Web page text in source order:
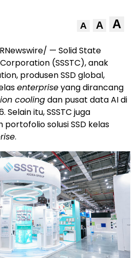
A A A
— Solid State
(SSSTC), anak
produsen SSD global,
enterpriseyang dirancang
coolingdan pusat data AI di
itu, SSSTC juga
solusi SSD kelas
.